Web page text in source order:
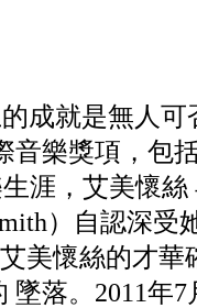
成就是無人
音樂獎項，包
生涯，艾美懷
）自認深受
美懷絲的才
落。2011年